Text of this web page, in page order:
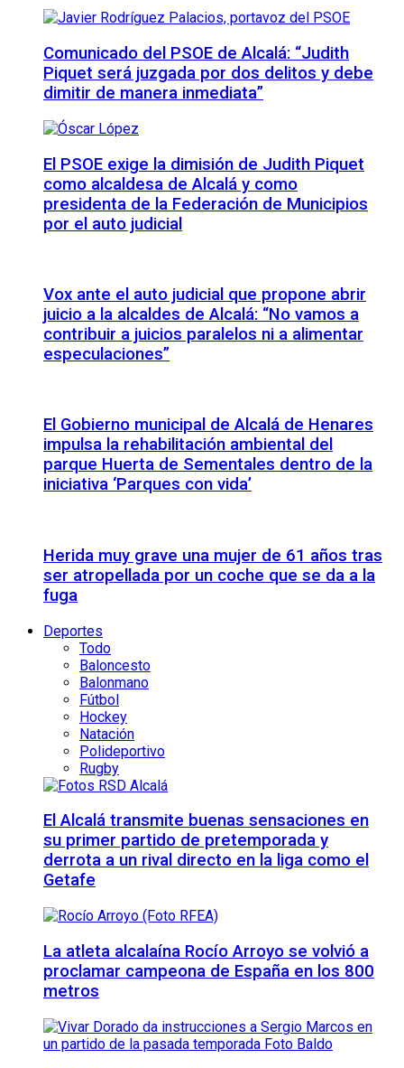
Comunicado del PSOE de Alcalá: “Judith
Piquet será juzgada por dos delitos y debe
dimitir de manera inmediata”
El PSOE exige la dimisión de Judith Piquet
como alcaldesa de Alcalá y como
presidenta de la Federación de Municipios
por el auto judicial
Vox ante el auto judicial que propone abrir
juicio a la alcaldes de Alcalá: “No vamos a
contribuir a juicios paralelos ni a alimentar
especulaciones”
El Gobierno municipal de Alcalá de Henares
impulsa la rehabilitación ambiental del
parque Huerta de Sementales dentro de la
iniciativa ‘Parques con vida’
Herida muy grave una mujer de 61 años tras
ser atropellada por un coche que se da a la
fuga
Deportes
Todo
Baloncesto
Balonmano
Fútbol
Hockey
Natación
Polideportivo
Rugby
El Alcalá transmite buenas sensaciones en
su primer partido de pretemporada y
derrota a un rival directo en la liga como el
Getafe
La atleta alcalaína Rocío Arroyo se volvió a
proclamar campeona de España en los 800
metros